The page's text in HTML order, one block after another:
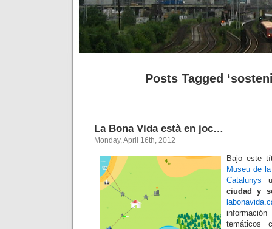
Posts Tagged
La Bona Vida està en joc…
Monday, April 16th, 2012
Bajo este
Museu de
Catalunys
ciudad y
temáticos